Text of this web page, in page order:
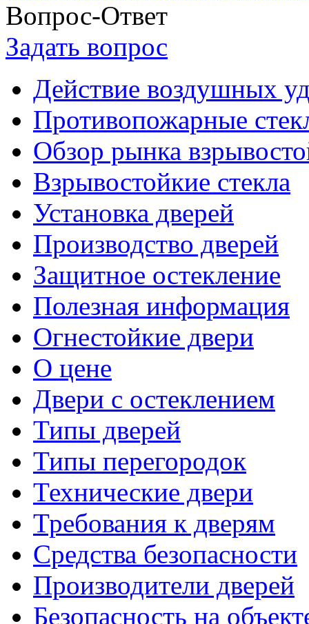
Вопрос-Ответ
Задать вопрос
Действие воздушных
Противопожарные
Обзор рынка
Взрывостойкие стекла
Установка дверей
Производство дверей
Защитное остекление
Полезная информация
Огнестойкие двери
О цене
Двери с остеклением
Типы дверей
Типы перегородок
Технические двери
Требования к дверям
Средства безопасности
Производители дверей
Безопасность на